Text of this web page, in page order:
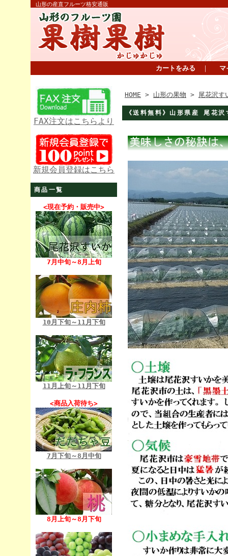
山形の産直フルーツ格安通販
カートをみる ｜ マ
FAX注文はこちらより
新規会員登録はこちら
商品一覧
<現在予約・販売中>
7月中旬～8月上旬
10月下旬～11月下旬
11月上旬～11月下旬
<商品入荷待ち>
7月下旬～8月中旬
8月上旬～8月下旬
HOME > 山形の果物 > 尾花沢す
《送料無料》山形県産 尾